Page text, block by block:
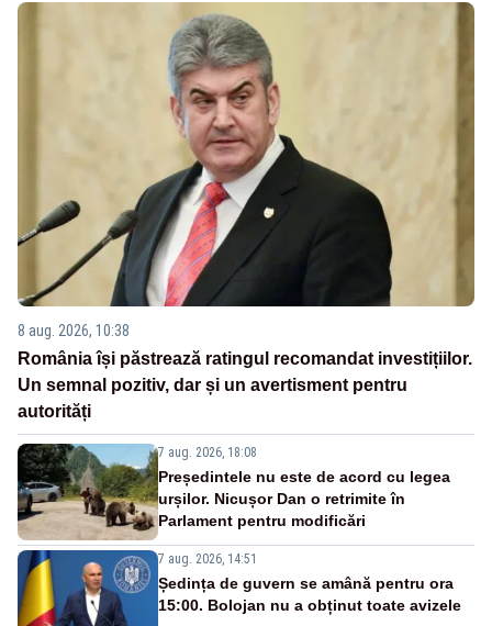
8 aug. 2026, 10:38
România își păstrează ratingul recomandat investițiilor.
Un semnal pozitiv, dar și un avertisment pentru
autorități
7 aug. 2026, 18:08
Președintele nu este de acord cu legea
urșilor. Nicușor Dan o retrimite în
Parlament pentru modificări
7 aug. 2026, 14:51
Ședința de guvern se amână pentru ora
15:00. Bolojan nu a obținut toate avizele